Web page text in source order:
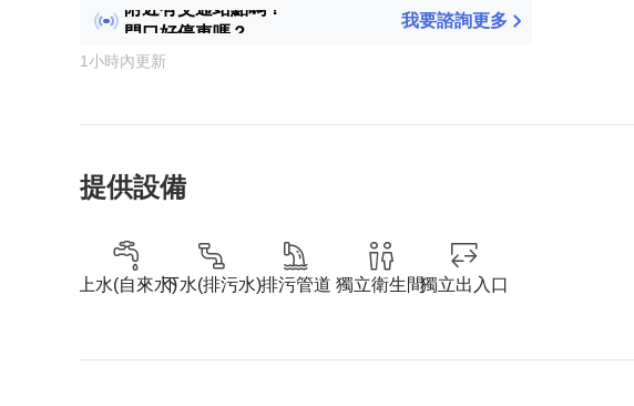
附近有交通站點嗎？
隨時可看房嗎？
我要諮詢更多
1小時內更新
提供設備
上水(自來水)下水(排污水)排污管道 獨立衛生間獨立出入口